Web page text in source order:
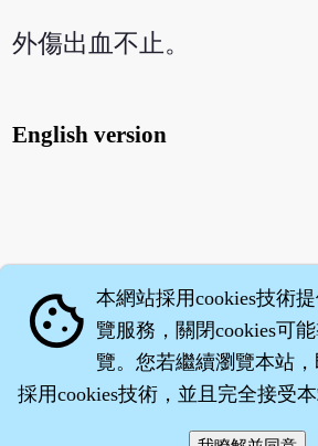
外傷出血不止。
English version
cookie 本網站採用cookies技術
覽服務，關閉cookies可
覽。您若繼續瀏覽本站
採用cookies技術，並且完全接受